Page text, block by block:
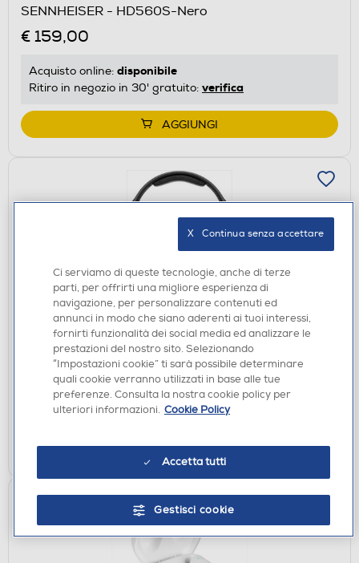
SENNHEISER - HD560S-Nero
€ 159,00
Acquisto online: disponibile
Ritiro in negozio in 30' gratuito: verifica
AGGIUNGI
SENNHEISER - HD200PRO-Nero
€ 69,90
Acquisto online:disponibile
Ritiro in negozio in 30' gratuito:verifica
AGGIUNGI
Ci serviamo di queste tecnologie, anche di terze
parti, per offrirti una migliore esperienza di
navigazione, per personalizzare contenuti ed
annunci in modo che siano aderenti ai tuoi interessi,
fornirti funzionalità dei social media ed analizzare le
prestazioni del nostro sito. Selezionando
“Impostazioni cookie” ti sarà possibile determinare
quali cookie verranno utilizzati in base alle tue
preferenze. Consulta la nostra cookie policy per
ulteriori informazioni. Cookie Policy
Accetta tutti
Gestisci cookie
X   Continua senza accettare